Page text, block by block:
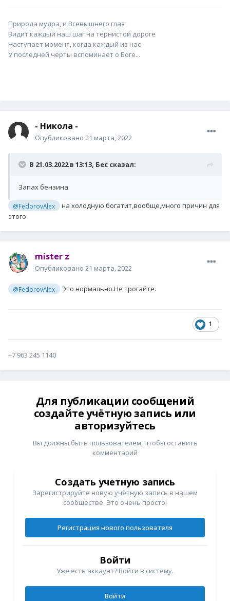
Природа мудра, и Всевышнего глаз
Видит каждый наш шаг на тернистой дороге
Наступает момент, когда каждый из нас
У последней черты вспоминает о Боге...
- Никола -
Опубликовано 21 марта, 2022
В 21.03.2022 в 13:13, Бес сказал:
Запах бензина
@FedorovAlex
на холодную богатит,вообще,много причин для
этого
mister z
Опубликовано 21 марта, 2022
@FedorovAlex Это нормально.Не трогайте.
1
+7 963 245 1140
Для публикации сообщений
создайте учётную запись или
авторизуйтесь
Вы должны быть пользователем, чтобы оставить
комментарий
Создать учетную запись
Зарегистрируйте новую учётную запись в нашем
сообществе. Это очень просто!
Регистрация нового пользователя
Войти
Уже есть аккаунт? Войти в систему.
Войти